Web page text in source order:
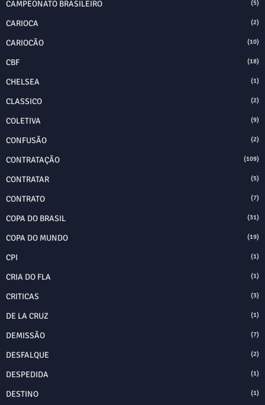
CAMPEONATO BRASILEIRO (5)
CARIOCA (2)
CARIOCÃO (10)
CBF (18)
CHELSEA (1)
CLASSICO (2)
COLETIVA (9)
CONFUSÃO (2)
CONTRATAÇÃO (109)
CONTRATAR (5)
CONTRATO (7)
COPA DO BRASIL (31)
COPA DO MUNDO (19)
CPI (1)
CRIA DO FLA (1)
CRITICAS (3)
DE LA CRUZ (1)
DEMISSÃO (7)
DESFALQUE (2)
DESPEDIDA (1)
DESTINO (1)